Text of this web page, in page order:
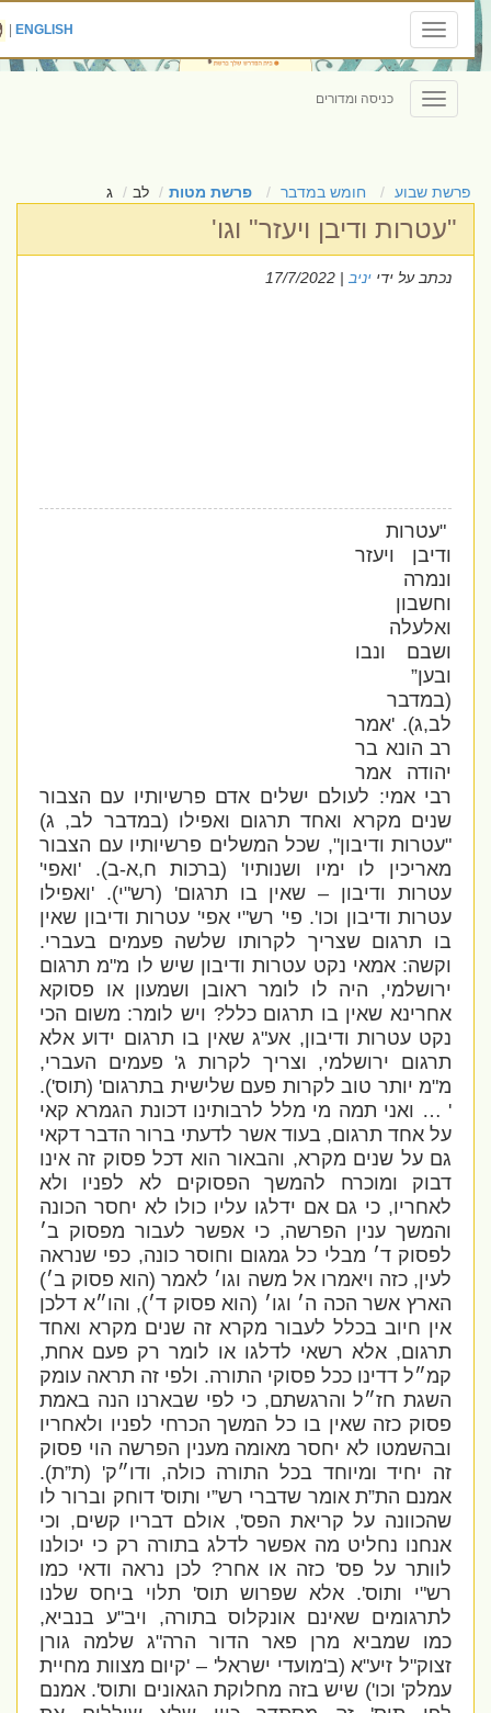
Toggle
navigation
ENGLISH
|
Toggle
navigation
כניסה ומדורים
פרשת שבוע חומש במדבר פרשת מטות לב ג
"עטרות ודיבן ויעזר" וגו'
נכתב על ידייניב| 17/7/2022
"עטרות
ודיבן ויעזר
ונמרה
וחשבון
ואלעלה
ושבם ונבו
ובען”
(במדבר
לב,ג). 'אמר
רב הונא בר
יהודה אמר
רבי אמי: לעולם ישלים אדם פרשיותיו עם הצבור
שנים מקרא ואחד תרגום ואפילו (במדבר לב, ג)
"עטרות ודיבון", שכל המשלים פרשיותיו עם הצבור
מאריכין לו ימיו ושנותיו' (ברכות ח,א-ב). 'ואפי'
עטרות ודיבון – שאין בו תרגום' (רש"י). 'ואפילו
עטרות ודיבון וכו'. פי' רש"י אפי' עטרות ודיבון שאין
בו תרגום שצריך לקרותו שלשה פעמים בעברי.
וקשה: אמאי נקט עטרות ודיבון שיש לו מ"מ תרגום
ירושלמי, היה לו לומר ראובן ושמעון או פסוקא
אחרינא שאין בו תרגום כלל? ויש לומר: משום הכי
נקט עטרות ודיבון, אע"ג שאין בו תרגום ידוע אלא
תרגום ירושלמי, וצריך לקרות ג' פעמים העברי,
מ"מ יותר טוב לקרות פעם שלישית בתרגום' (תוס').
' … ואני תמה מי מלל לרבותינו דכונת הגמרא קאי
על אחד תרגום, בעוד אשר לדעתי ברור הדבר דקאי
גם על שנים מקרא, והבאור הוא דכל פסוק זה אינו
דבוק ומוכרח להמשך הפסוקים לא לפניו ולא
לאחריו, כי גם אם ידלגו עליו כולו לא יחסר הכונה
והמשך ענין הפרשה, כי אפשר לעבור מפסוק ב׳
לפסוק ד׳ מבלי כל גמגום וחוסר כונה, כפי שנראה
לעין, כזה ויאמרו אל משה וגו׳ לאמר (הוא פסוק ב׳)
הארץ אשר הכה ה׳ וגו׳ (הוא פסוק ד׳), והו״א דלכן
אין חיוב בכלל לעבור מקרא זה שנים מקרא ואחד
תרגום, אלא רשאי לדלגו או לומר רק פעם אחת,
קמ״ל דדינו ככל פסוקי התורה. ולפי זה תראה עומק
השגת חז״ל והרגשתם, כי לפי שבארנו הנה באמת
פסוק כזה שאין בו כל המשך הכרחי לפניו ולאחריו
ובהשמטו לא יחסר מאומה מענין הפרשה הוי פסוק
זה יחיד ומיוחד בכל התורה כולה, ודו״ק' (ת”ת).
אמנם הת”ת אומר שדברי רש”י ותוס' דוחק וברור לו
שהכוונה על קריאת הפס', אולם דבריו קשים, וכי
אנחנו נחליט מה אפשר לדלג בתורה רק כי יכולנו
לוותר על פס' כזה או אחר? לכן נראה ודאי כמו
רש"י ותוס'. אלא שפרוש תוס' תלוי ביחס שלנו
לתרגומים שאינם אונקלוס בתורה, ויב"ע בנביא,
כמו שמביא מרן פאר הדור הרה"ג שלמה גורן
זצוק"ל זיע"א (ב'מועדי ישראל' – 'קיום מצוות מחיית
עמלק' וכו') שיש בזה מחלוקת הגאונים ותוס'. אמנם